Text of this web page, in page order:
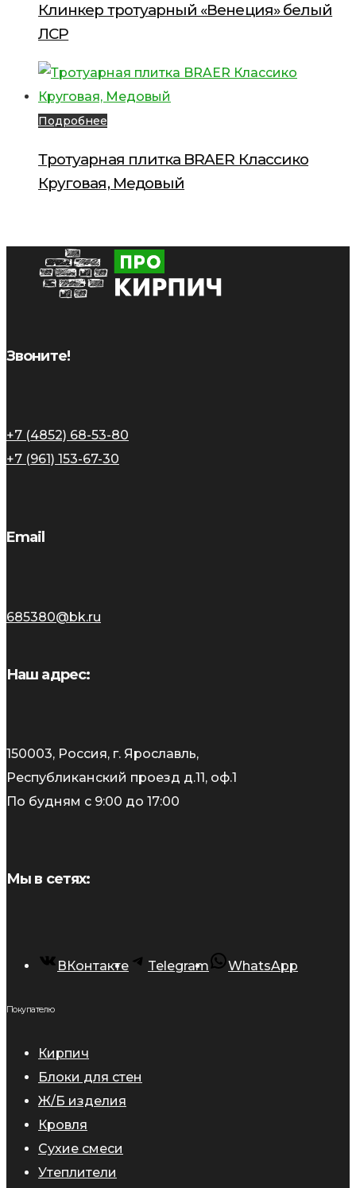
Клинкер тротуарный «Венеция» белый
ЛСР
Подробнее
Тротуарная плитка BRAER Классико
Круговая, Медовый
Звоните!
+7 (4852) 68-53-80
+7 (961) 153-67-30
Email
685380@bk.ru
Наш адрес:
150003, Россия, г. Ярославль,
Республиканский проезд д.11, оф.1
По будням с 9:00 до 17:00
Мы в сетях:
ВКонтакте Telegram WhatsApp
Покупателю
Кирпич
Блоки для стен
Ж/Б изделия
Кровля
Сухие смеси
Утеплители